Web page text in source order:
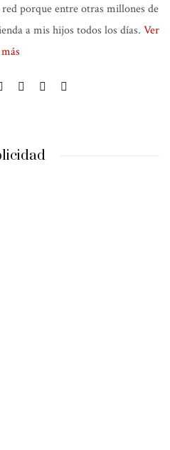
porque entre otras millones de
a mis hijos todos los días. Ver
más